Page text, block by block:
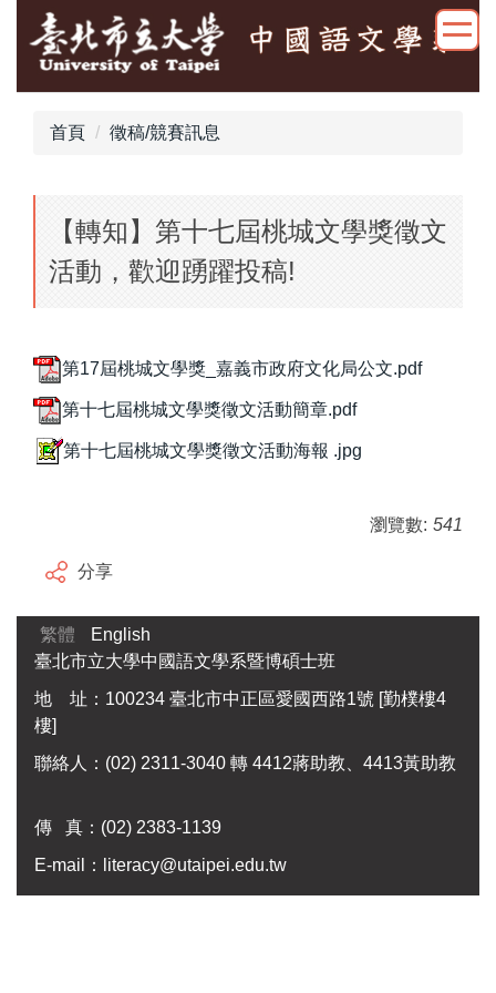
要
首頁 徵稿/競賽訊息
【轉知】第十七屆桃城文學獎徵文
活動，歡迎踴躍投稿!
第17屆桃城文學獎_嘉義市政府文化局公文.pdf
第十七屆桃城文學獎徵文活動簡章.pdf
第十七屆桃城文學獎徵文活動海報 .jpg
瀏覽數: 541
分享
繁體
English
臺北市立大學中國語文學系暨博碩士班
地 址：100234 臺北市中正區愛國西路1號 [勤樸樓4
樓]
聯絡人：(02) 2311-3040 轉 4412蔣助教、4413黃助教
傳 真： (02) 2383-1139
E-mail：
literacy@utaipei.edu.tw